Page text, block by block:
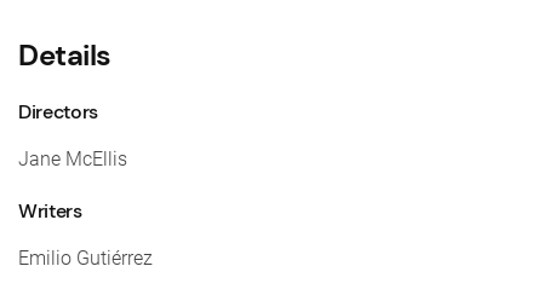
Details
Directors
Jane McEllis
Writers
Emilio Gutiérrez